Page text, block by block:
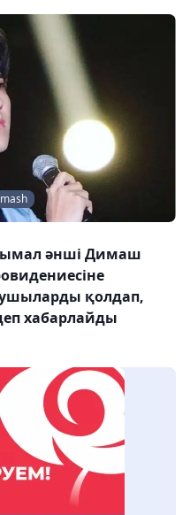
әнші Димаш
қолдап,
хабарлайды